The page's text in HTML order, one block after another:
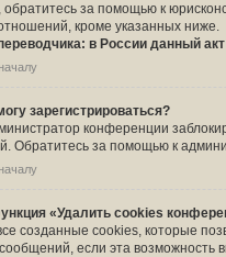
за помощью к
кроме указанных ниже.
в России данный
зарегистрироваться?
конференции
Обратитесь за помощью к
«Удалить cookies
созданные cookies, которые
если эта возможность